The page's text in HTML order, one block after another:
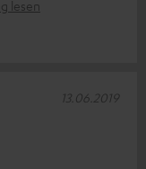
lesen
13.06.2019